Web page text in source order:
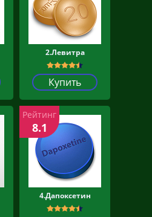
2.Левитра
Купить
4.Дапоксетин
Рейтинг
8.1